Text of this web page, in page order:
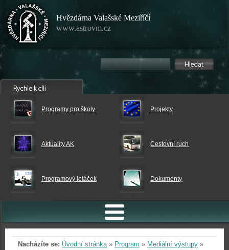
Hvězdárna Valašské Meziříčí
www.astrovm.cz
Programy pro školy Projekty
Aktuality AK Cestovní ruch
Programový letáček Dokumenty
Nacházíte se: Úvodní stránka» Program » Mediální výstupy »